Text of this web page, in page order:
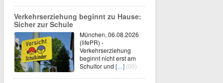
Verkehrserziehung beginnt zu Hause:
Sicher zur Schule
München, 06.08.2026
(lifePR) -
Verkehrserziehung
beginnt nicht erst am
Schultor und […] (00)